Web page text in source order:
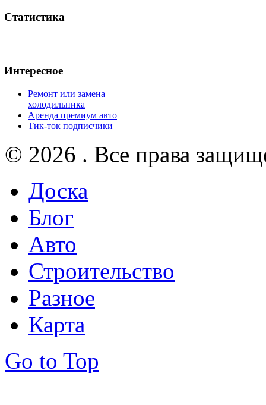
Статистика
Интересное
Ремонт или замена
холодильника
Аренда премиум авто
Тик-ток подписчики
© 2026 . Все права
Доска
Блог
Авто
Строительство
Разное
Карта
Go to Top